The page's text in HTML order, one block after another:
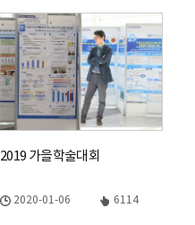
2019 가을학술대회
2020-01-06 6114